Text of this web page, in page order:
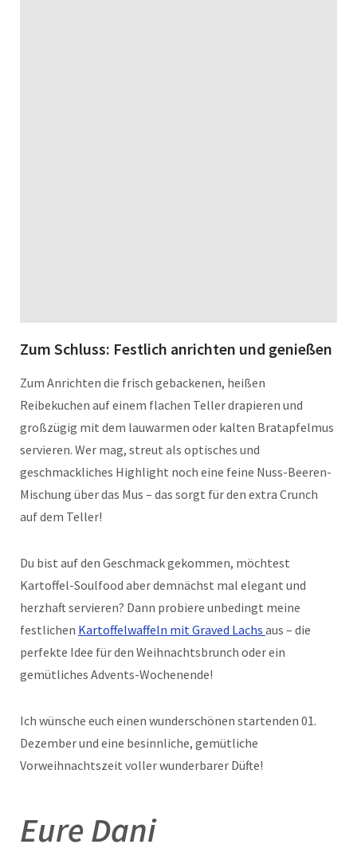
Zum Schluss: Festlich anrichten und genießen
Zum Anrichten die frisch gebackenen, heißen
Reibekuchen auf einem flachen Teller drapieren und
großzügig mit dem lauwarmen oder kalten Bratapfelmus
servieren. Wer mag, streut als optisches und
geschmackliches Highlight noch eine feine Nuss-Beeren-
Mischung über das Mus – das sorgt für den extra Crunch
auf dem Teller!
Du bist auf den Geschmack gekommen, möchtest
Kartoffel-Soulfood aber demnächst mal elegant und
herzhaft servieren? Dann probiere unbedingt meine
festlichen Kartoffelwaffeln mit Graved Lachs aus – die
perfekte Idee für den Weihnachtsbrunch oder ein
gemütliches Advents-Wochenende!
Ich wünsche euch einen wunderschönen startenden 01.
Dezember und eine besinnliche, gemütliche
Vorweihnachtszeit voller wunderbarer Düfte!
Eure Dani